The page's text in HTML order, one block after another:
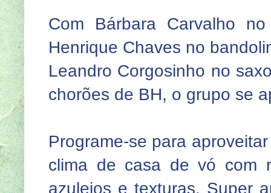
Com Bárbara Carvalho
Henrique Chaves no
Leandro Corgosinho no
chorões de BH, o grupo se
Programe-se para
clima de casa de vó com
azulejos e texturas. Super